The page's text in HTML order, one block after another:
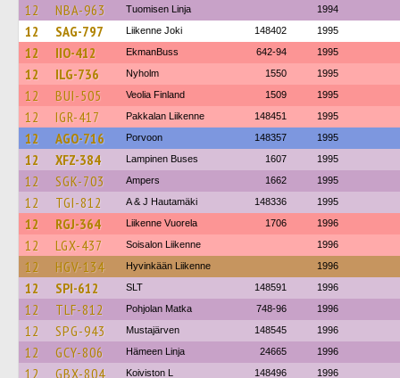
12 NBA-963 Tuomisen Linja 1994
12 SAG-797 Liikenne Joki 148402 1995
12 IIO-412 EkmanBuss 642-94 1995
12 ILG-736 Nyholm 1550 1995
12 BUI-505 Veolia Finland 1509 1995
12 IGR-417 Pakkalan Liikenne 148451 1995
12 AGO-716 Porvoon 148357 1995
12 XFZ-384 Lampinen Buses 1607 1995
12 SGK-703 Ampers 1662 1995
12 TGI-812 A & J Hautamäki 148336 1995
12 RGJ-364 Liikenne Vuorela 1706 1996
12 LGX-437 Soisalon Liikenne 1996
12 HGV-134 Hyvinkään Liikenne 1996
12 SPI-612 SLT 148591 1996
12 TLF-812 Pohjolan Matka 748-96 1996
12 SPG-943 Mustajärven 148545 1996
12 GCY-806 Hämeen Linja 24665 1996
12 GBX-804 Koiviston L 148496 1996